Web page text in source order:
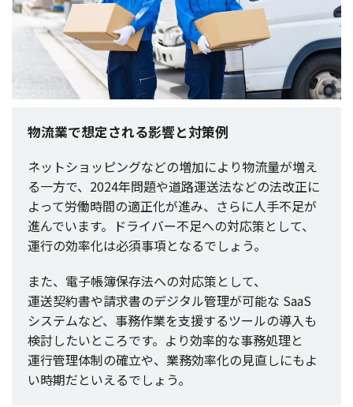
物流業で想定される影響と対策例
ネットショッピングなどの増加により物流量が増え
る一方で、2024年問題や道路運送法などの法改正に
よって労働時間の適正化が進み、さらに人手不足が
進んでいます。 ドライバー不足への対応策として、
運行の効率化は必須事項となるでしょう。
また、 電子帳簿保存法への対応策として、
運送契約書や請求書のデジタル管理が可能な SaaS
システムなど、 事務作業を支援するツールの導入も
検討したいところです。より効率的な事務処理と
運行管理体制の確立や、 業務効率化の見直しにもよ
い時期だといえるでしょう。